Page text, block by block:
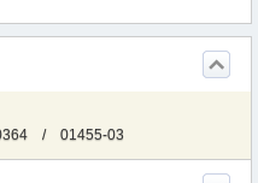
/01455-03